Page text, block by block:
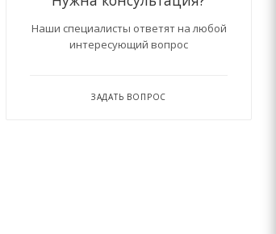
Наши специалисты ответят на любой
интересующий вопрос
ЗАДАТЬ ВОПРОС